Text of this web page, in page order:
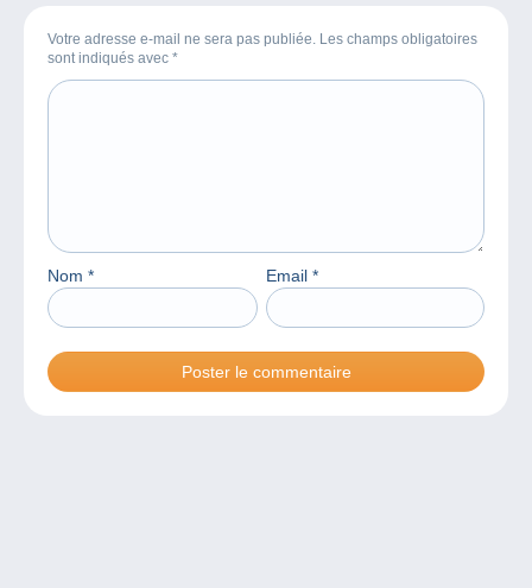
Votre adresse e-mail ne sera pas publiée. Les champs obligatoires
sont indiqués avec *
Nom * Email *